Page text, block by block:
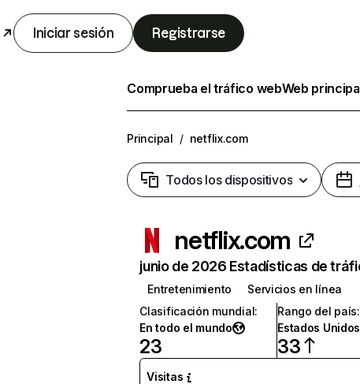
Iniciar sesión Registrarse
Comprueba el tráfico webWeb
Principal / netflix.com
Todos los dispositivos
netflix.com
junio de 2026 Estadísticas de
Entretenimiento
Servicios en línea
Clasificación mundial:
En todo el mundo
23
Rango del país:
Estados Unidos
33
Visitas